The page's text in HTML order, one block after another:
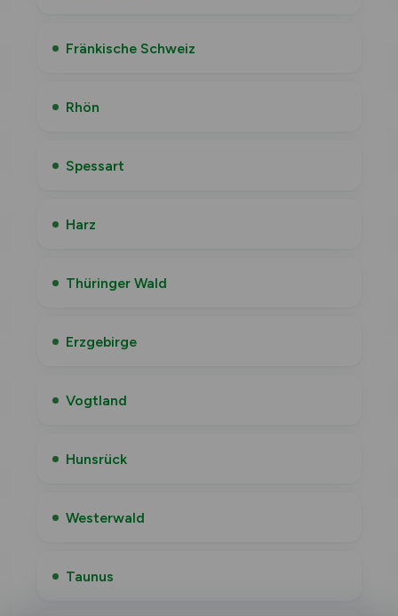
Fränkische Schweiz
Rhön
Spessart
Harz
Thüringer Wald
Erzgebirge
Vogtland
Hunsrück
Westerwald
Taunus